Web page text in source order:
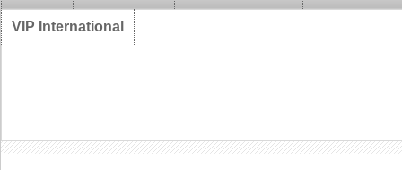
VIP International